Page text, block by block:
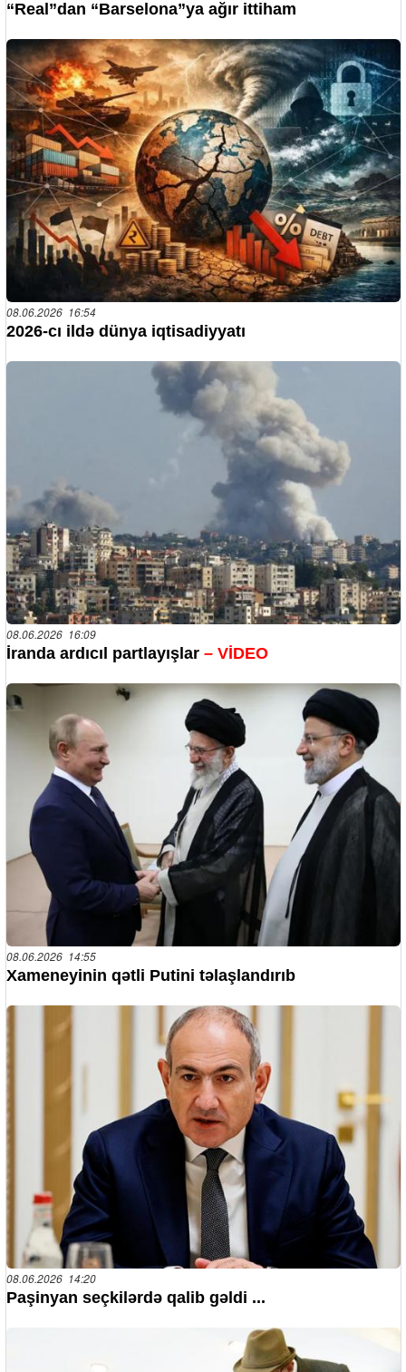
“Real”dan “Barselona”ya ağır ittiham
08.06.2026 16:54
2026-cı ildə dünya iqtisadiyyatı
08.06.2026 16:09
İranda ardıcıl partlayışlar – VİDEO
08.06.2026 14:55
Xameneyinin qətli Putini təlaşlandırıb
08.06.2026 14:20
Paşinyan seçkilərdə qalib gəldi ...